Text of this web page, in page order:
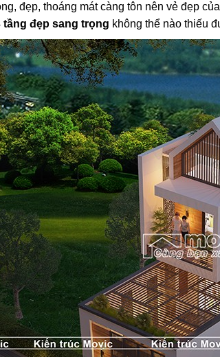
đẹp, thoáng mát càng tôn nên vẻ đẹp
tầng đẹp sang trọng không thể nào thiếu